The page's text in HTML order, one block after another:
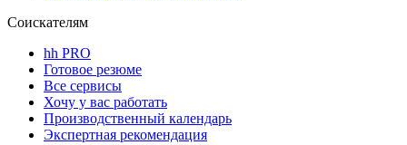
Соискателям
hh PRO
Готовое резюме
Все сервисы
Хочу у вас работать
Производственный календарь
Экспертная рекомендация